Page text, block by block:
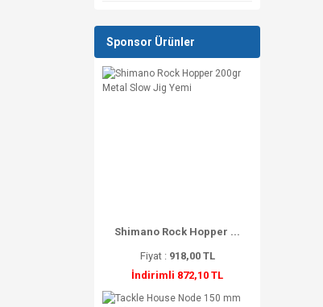
Sponsor Ürünler
Shimano Rock Hopper ...
Fiyat : 918,00 TL
İndirimli 872,10 TL